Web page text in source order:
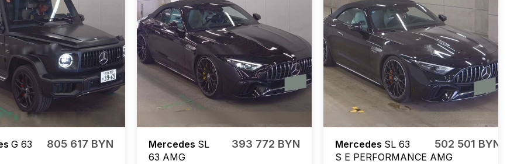
G 63
805 617 BYN Mercedes SL
63 AMG
393 772 BYN Mercedes SL 63
S E PERFORMANCE AMG
502 501 BYN